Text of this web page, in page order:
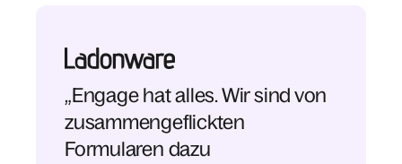
„Engage hat alles. Wir sind von
zusammengeflickten
Formularen dazu